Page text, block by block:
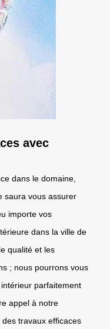
avec
dans le domaine,
saura vous assurer
importe vos
dans la ville de
qualité et les
; nous pourrons vous
parfaitement
appel à notre
travaux efficaces